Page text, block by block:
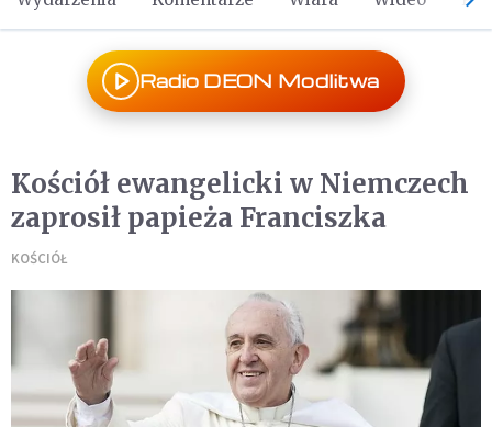
Radio DEON Modlitwa
Kościół ewangelicki w Niemczech
zaprosił papieża Franciszka
KOŚCIÓŁ